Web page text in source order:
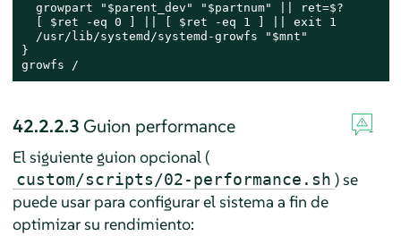
  growpart "$parent_dev" "$partnum" || ret=$?
  [ $ret -eq 0 ] || [ $ret -eq 1 ] || exit 1
  /usr/lib/systemd/systemd-growfs "$mnt"
}
growfs /
42.2.2.3 Guion performance
El siguiente guion opcional (
custom/scripts/02-performance.sh ) se
puede usar para configurar el sistema a fin de
optimizar su rendimiento: